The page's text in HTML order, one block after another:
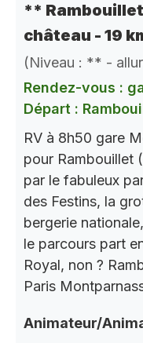
**
château - 19
(Niveau : ** -
Rendez-vous :
Départ :
RV à 8h50 gare
pour Rambouillet
par le fabuleux
des Festins, la
bergerie
le parcours part
Royal, non ?
Paris
Animateur/